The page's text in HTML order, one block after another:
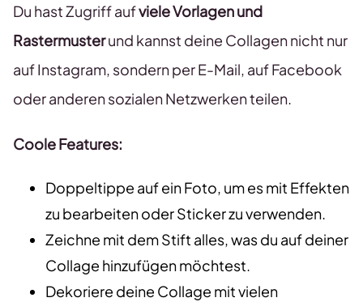
Du hast Zugriff aufviele Vorlagen und
Rastermusterund kannst deine Collagen nicht nur
auf Instagram, sondern per E-Mail, auf Facebook
oder anderen sozialen Netzwerken teilen.
Coole Features:
Doppeltippe auf ein Foto, um es mit Effekten
zu bearbeiten oder Sticker zu verwenden.
Zeichne mit dem Stift alles, was du auf deiner
Collage hinzufügen möchtest.
Dekoriere deine Collage mit vielen